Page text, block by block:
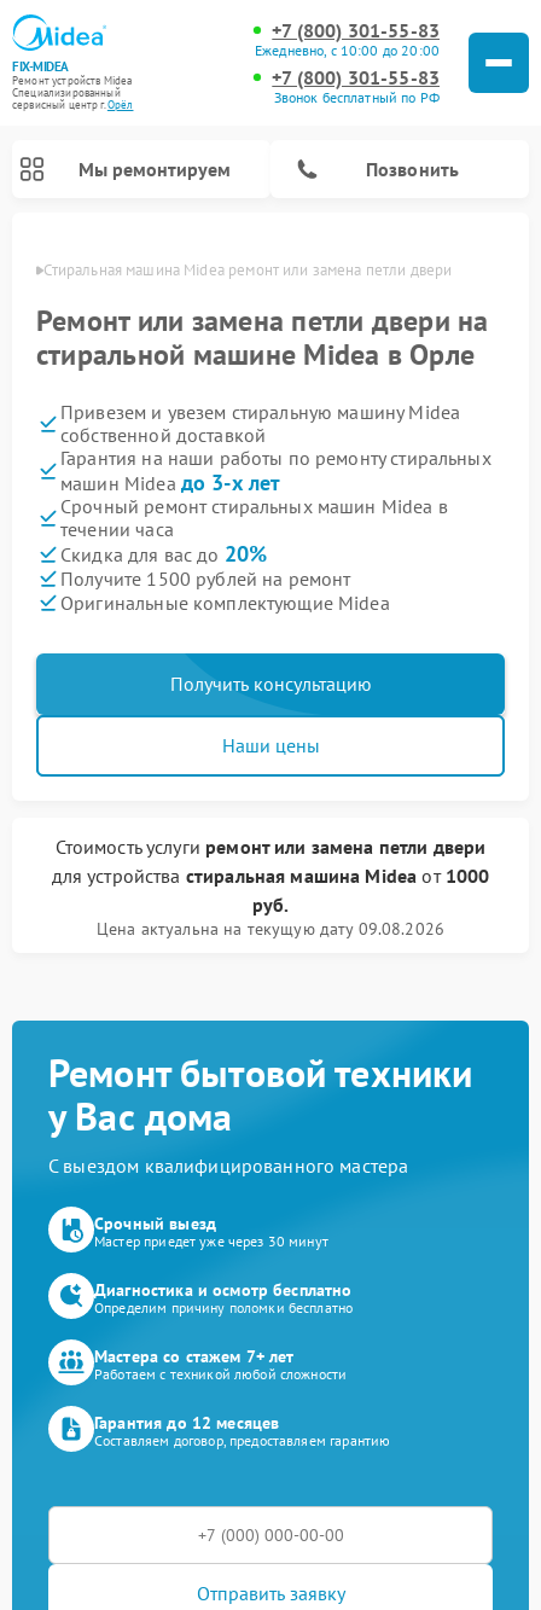
FIX-MIDEA
Ремонт устройств Midea
Специализированный
cервисный центр г.Орёл
+7 (800) 301-55-83
Ежедневно, с 10:00 до 20:00
+7 (800) 301-55-83
Звонок бесплатный по РФ
Мы ремонтируем Позвонить
Стиральная машина Midea ремонт или замена петли двери
Ремонт или замена петли двери на
стиральной машине Midea в Орле
Привезем и увезем стиральную машину Midea
собственной доставкой
Гарантия на наши работы по ремонту стиральных
машин Midea до 3-х лет
Срочный ремонт стиральных машин Midea в
течении часа
Скидка для вас до 20%
Получите 1500 рублей на ремонт
Оригинальные комплектующие Midea
Получить консультацию
Наши цены
Стоимость услуги ремонт или замена петли двери
для устройства стиральная машина Midea от 1000
руб.
Цена актуальна на текущую дату 09.08.2026
Ремонт бытовой техники
у Вас дома
С выездом квалифицированного мастера
Срочный выезд
Мастер приедет уже через 30 минут
Диагностика и осмотр бесплатно
Определим причину поломки бесплатно
Мастера со стажем 7+ лет
Работаем с техникой любой сложности
Гарантия до 12 месяцев
Составляем договор, предоставляем гарантию
Отправить заявку